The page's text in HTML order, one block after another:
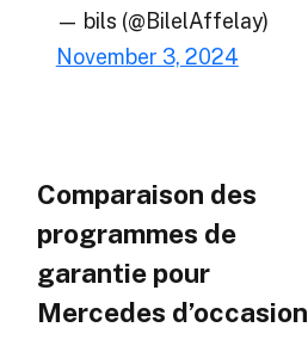
— bils (@BilelAffelay)
November 3, 2024
Comparaison des
programmes de
garantie pour
Mercedes d’occasion